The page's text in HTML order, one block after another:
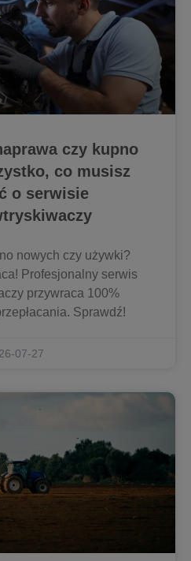
czy kupno
co musisz
o serwisie
nowych czy używki?
Profesjonalny serwis
przywraca 100%
Sprawdź!
07-27